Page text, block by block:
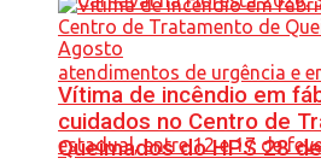
Vítima de incêndio em
cuidados no Centro de
Queimados do HPS 28